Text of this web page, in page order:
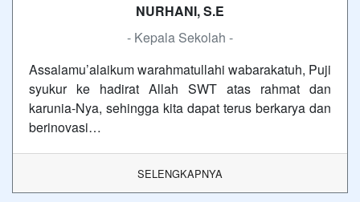
NURHANI, S.E
- Kepala Sekolah -
Assalamu’alaikum warahmatullahi wabarakatuh, Puji
syukur ke hadirat Allah SWT atas rahmat dan
karunia-Nya, sehingga kita dapat terus berkarya dan
berinovasi…
SELENGKAPNYA